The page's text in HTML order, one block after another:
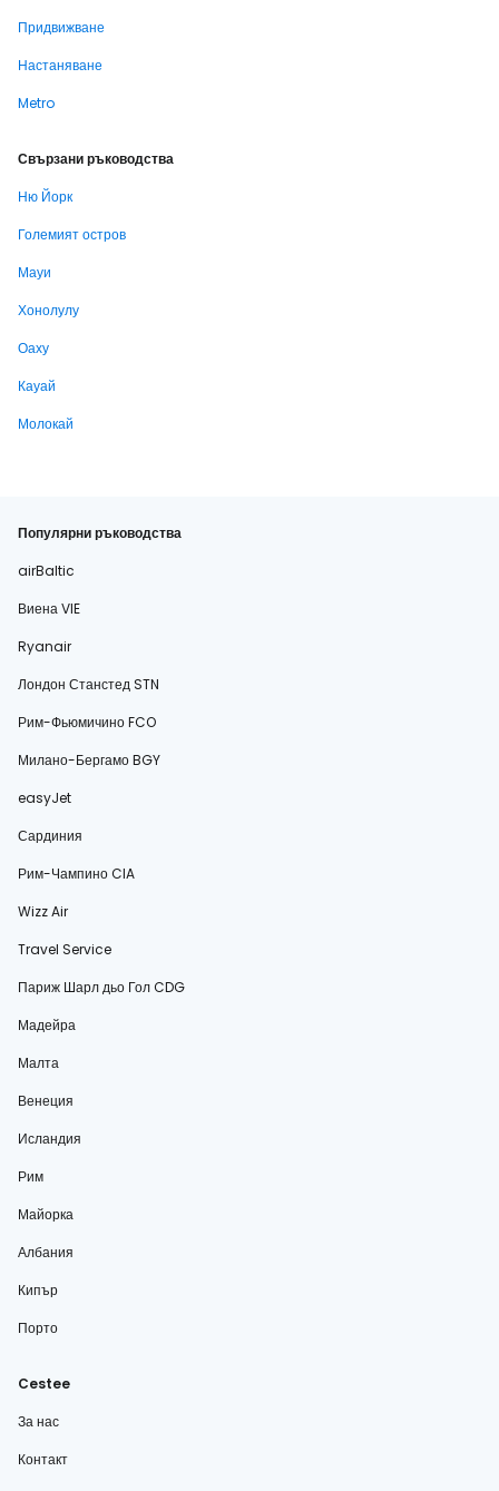
Придвижване
Настаняване
Metro
Свързани ръководства
Ню Йорк
Големият остров
Мауи
Хонолулу
Оаху
Кауай
Молокай
Популярни ръководства
airBaltic
Виена VIE
Ryanair
Лондон Станстед STN
Рим-Фьюмичино FCO
Милано-Бергамо BGY
easyJet
Сардиния
Рим-Чампино CIA
Wizz Air
Travel Service
Париж Шарл дьо Гол CDG
Мадейра
Малта
Венеция
Исландия
Рим
Майорка
Албания
Кипър
Порто
Cestee
За нас
Контакт